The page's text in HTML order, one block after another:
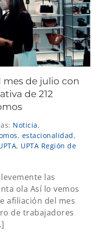
de julio con
de 212
Noticia,
, estacionalidad,
, UPTA Región de
las
ola Así lo vemos
afiliación del mes
de trabajadores